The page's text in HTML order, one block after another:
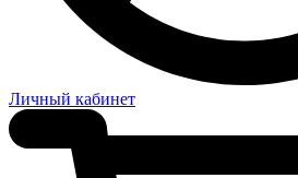
Личный кабинет